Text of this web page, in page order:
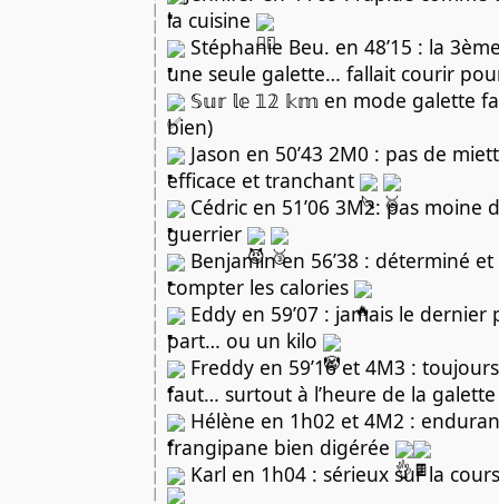
la cuisine
Stéphanie Beu. en 48’15 : la
une seule galette… fallait courir
𝕊𝕦𝕣 𝕝𝕖 𝟙𝟚 𝕜𝕞 en mode galette
bien)
Jason en 50’43 2M0 : pas de
efficace et tranchant
Cédric en 51’06 3M2: pas moine
guerrier
Benjamin en 56’38 : déterminé
compter les calories
Eddy en 59’07 : jamais le
part… ou un kilo
Freddy en 59’16 et 4M3 :
faut… surtout à l’heure de la
Hélène en 1h02 et 4M2 :
frangipane bien digérée
Karl en 1h04 : sérieux sur la